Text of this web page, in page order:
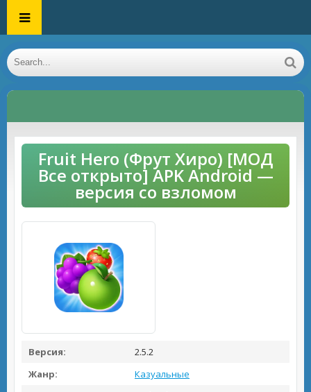
Fruit Hero (Фрут Хиро) [МОД
Все открыто] APK Android —
версия со взломом
Версия:
2.5.2
Жанр:
Казуальные